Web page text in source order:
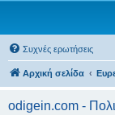
Συχνές ερωτήσεις
Αρχική σελίδα
odigein.com -